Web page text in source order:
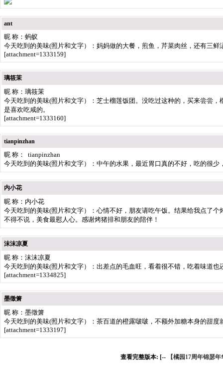
ant
昵 称：蚂蚁
今天吃到的美味(照片和文字）：妈妈做的大餐，煎鱼，芹菜肉丝，还有三
[attachment=1333159]
璃筱茉
昵 称：璃筱茉
今天吃到的美味(照片和文字）：芝士榴莲饭团。没吃过这种的，买来尝尝
是喜欢吃咸的。
[attachment=1333160]
tianpinzhan
昵 称： tianpinzhan
今天吃到的美味(照片和文字）：中午的水果，最近胃口真的不好，吃的很
内小花
昵 称：内小花
今天吃到的美味(照片和文字）：心情不好，朋友请吃午饭。结果给我点了个
不得不说，美食最慰人心。感谢烤猪排和朋友的陪伴！
沫沫凉夏
昵 称：沫沫凉夏
今天吃到的美味(照片和文字）：出差点的毛血旺，看着很不错，吃着味道
[attachment=1334825]
墨徵箫
昵 称：墨徵箫
今天吃到的美味(照片和文字）：茶百道的橙露啵啵，不额外加糖本身的甜
[attachment=1333197]
查看完整版本: [-- 【橘园17周年锦瑟